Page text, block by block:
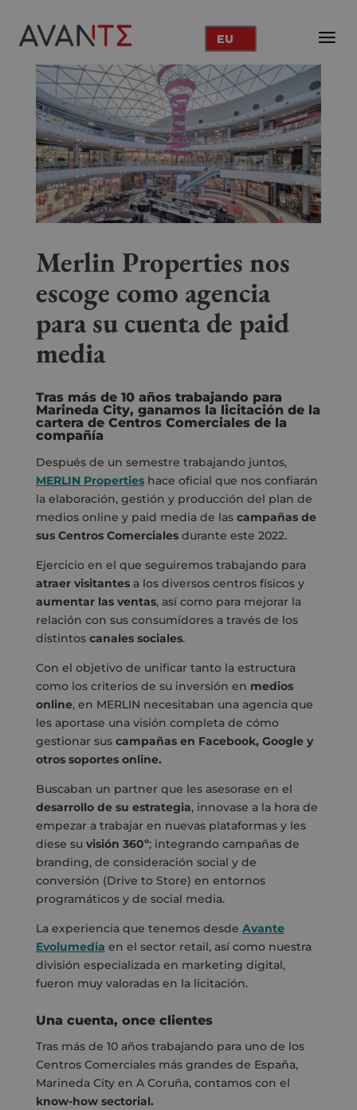
EU
Merlin Properties nos
escoge como agencia
para su cuenta de paid
media
Tras más de 10 años trabajando para
Marineda City, ganamos la licitación de la
cartera de Centros Comerciales de la
compañía
Después de un semestre trabajando juntos,
MERLIN Propertieshace oficial que nos confiarán
la elaboración, gestión y producción del plan de
medios online y paid media de las campañas de
sus Centros Comercialesdurante este 2022.
Ejercicio en el que seguiremos trabajando para
atraer visitantesa los diversos centros físicos y
aumentar las ventas, así como para mejorar la
relación con sus consumidores a través de los
distintos canales sociales.
Con el objetivo de unificar tanto la estructura
como los criterios de su inversión en medios
online, en MERLIN necesitaban una agencia que
les aportase una visión completa de cómo
gestionar sus campañas en Facebook, Google y
otros soportes online.
Buscaban un partner que les asesorase en el
desarrollo de su estrategia, innovase a la hora de
empezar a trabajar en nuevas plataformas y les
diese su visión 360º; integrando campañas de
branding, de consideración social y de
conversión (Drive to Store) en entornos
programáticos y de social media.
La experiencia que tenemos desde Avante
Evolumedia en el sector retail, así como nuestra
división especializada en marketing digital,
fueron muy valoradas en la licitación.
Una cuenta, once clientes
Tras más de 10 años trabajando para uno de los
Centros Comerciales más grandes de España,
Marineda City en A Coruña, contamos con el
know-how sectorial.